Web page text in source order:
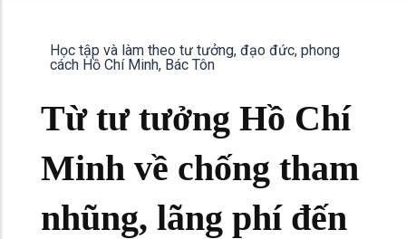
Học tập và làm theo tư tưởng, đạo đức, phong
cách Hồ Chí Minh, Bác Tôn
Từ tư tưởng Hồ Chí
Minh về chống tham
nhũng, lãng phí đến